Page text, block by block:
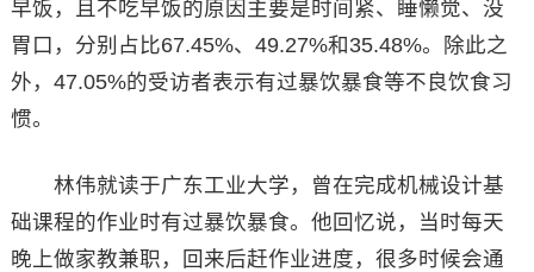
早饭，且不吃早饭的原因主要是时间紧、睡懒觉、没
胃口，分别占比67.45%、49.27%和35.48%。除此之
外，47.05%的受访者表示有过暴饮暴食等不良饮食习
惯。
林伟就读于广东工业大学，曾在完成机械设计基
础课程的作业时有过暴饮暴食。他回忆说，当时每天
晚上做家教兼职，回来后赶作业进度，很多时候会通